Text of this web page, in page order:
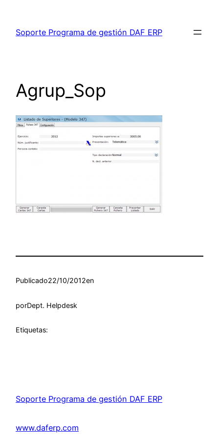
contenido
Soporte Programa de gestión DAF ERP
Agrup_Sop
Publicado22/10/2012en
porDept. Helpdesk
Etiquetas:
Soporte Programa de gestión DAF ERP
www.daferp.com